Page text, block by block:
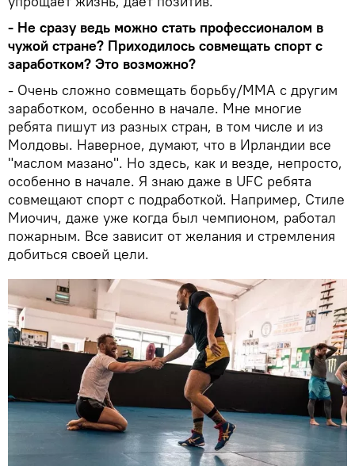
- Не сразу ведь можно стать профессионалом в
чужой стране? Приходилось совмещать спорт с
заработком? Это возможно?
- Очень сложно совмещать борьбу/MMA с другим
заработком, особенно в начале. Мне многие
ребята пишут из разных стран, в том числе и из
Молдовы. Наверное, думают, что в Ирландии все
"маслом мазано". Но здесь, как и везде, непросто,
особенно в начале. Я знаю даже в UFC ребята
совмещают спорт с подработкой. Например, Стиле
Миочич, даже уже когда был чемпионом, работал
пожарным. Все зависит от желания и стремления
добиться своей цели.